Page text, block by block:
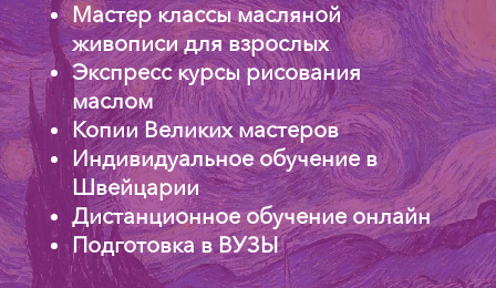
Мастер классы масляной
живописи для взрослых
Экспресс курсы рисования
маслом
Копии Великих мастеров
Индивидуальное обучение в
Швейцарии
Дистанционное обучение онлайн
Подготовка в ВУЗЫ